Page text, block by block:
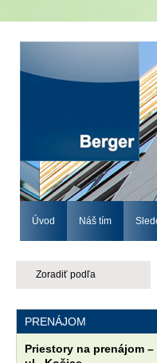
Úvod Náš tím
Zoradiť podľa
PRENÁJOM
Priestory na prenájom –